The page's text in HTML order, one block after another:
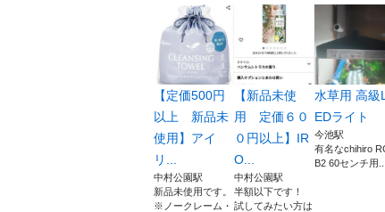
【定価500円
以上 新品未
使用】アイ
リ...
中村公園駅
新品未使用です。
※ノークレーム・
【新品未使
用 定価６０
０円以上】IR
O...
中村公園駅
半額以下です！
試してみたい方は
水草用 高級L
EDライト
今池駅
有名なchihiro
B2 60センチ用...